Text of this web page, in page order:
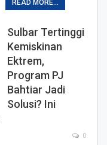
READ MORE...
Sulbar Tertinggi
Kemiskinan
Ektrem,
Program PJ
Bahtiar Jadi
Solusi? Ini
0